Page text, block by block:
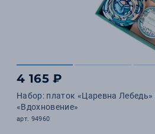
4 165 ₽
Набор: платок «Царевна Лебедь»
«Вдохновение»
арт. 94960